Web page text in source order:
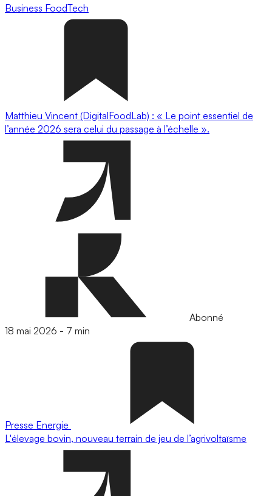
Business FoodTech
Matthieu Vincent (DigitalFoodLab) : « Le point essentiel de
l’année 2026 sera celui du passage à l’échelle ».
Abonné
18 mai 2026 - 7 min
Presse Energie
L'élevage bovin, nouveau terrain de jeu de l’agrivoltaïsme